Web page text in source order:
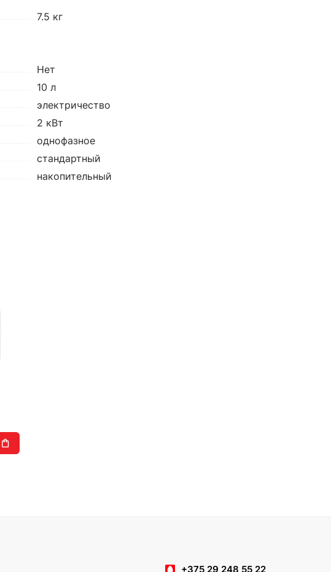
7.5 кг
Нет
10 л
электричество
2 кВт
однофазное
стандартный
накопительный
+375 29 248 55 22